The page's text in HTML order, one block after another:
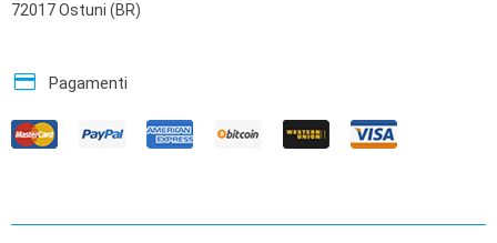
72017 Ostuni (BR)
credit_card Pagamenti